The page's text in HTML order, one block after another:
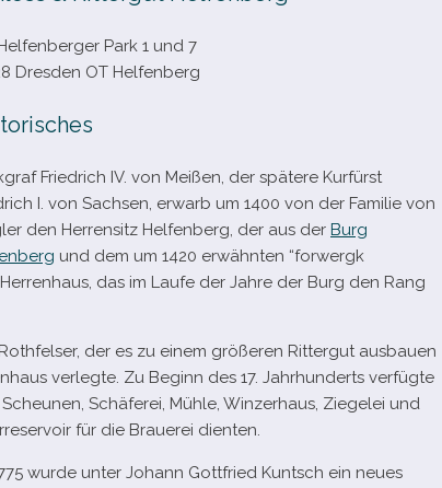
Park 1 und 7
Dresden OT Helfenberg
Friedrich IV. von Meißen, der spä­tere Kurfürst
I. von Sachsen, erwarb um 1400 von der Familie von
den Herrensitz Helfenberg, der aus der Burg
und dem um 1420 erwähn­ten “for­wergk
das im Laufe der Jahre der Burg den Rang
der es zu einem grö­ße­ren Rittergut aus­bauen
ver­legte. Zu Beginn des 17. Jahrhunderts ver­fügte
Schäferei, Mühle, Winzerhaus, Ziegelei und
für die Brauerei dienten.
wurde unter Johann Gottfried Kuntsch ein neues